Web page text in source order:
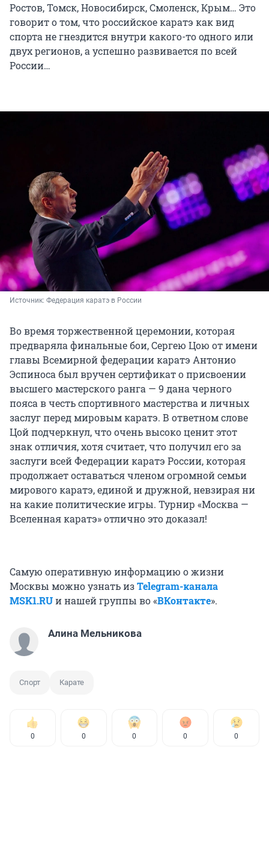
Ростов, Томск, Новосибирск, Смоленск, Крым… Это
говорит о том, что российское каратэ как вид
спорта не гнездится внутри какого-то одного или
двух регионов, а успешно развивается по всей
России…
Источник: Федерация каратэ в России
Во время торжественной церемонии, которая
предваряла финальные бои, Сергею Цою от имени
главы Всемирной федерации каратэ Антонио
Эспиноса был вручен сертификат о присвоении
высшего мастерского ранга — 9 дана черного
пояса в честь спортивного мастерства и личных
заслуг перед мировым каратэ. В ответном слове
Цой подчеркнул, что очень высоко ценит этот
знак отличия, хотя считает, что получил его за
заслуги всей Федерации каратэ России, которая
продолжает оставаться членом огромной семьи
мирового каратэ, единой и дружной, невзирая ни
на какие политические игры. Турнир «Москва —
Вселенная каратэ» отлично это доказал!
Самую оперативную информацию о жизни
Москвы можно узнать изTelegram-канала
MSK1.RUи нашей группы во «ВКонтакте».
Алина Мельникова
Спорт Карате
0 0 0 0 0